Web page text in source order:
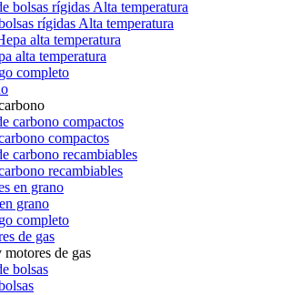
rígidas Alta temperatura
alta temperatura
completo
compactos
recambiables
grano
completo
de gas
de gas